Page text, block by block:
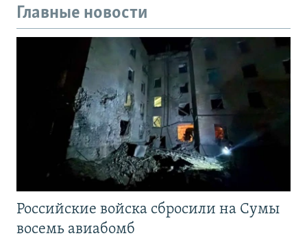
Главные новости
Российские войска сбросили на Сумы
восемь авиабомб